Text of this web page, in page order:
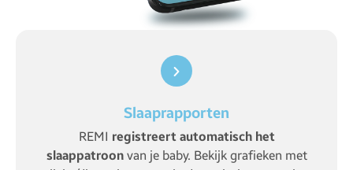
Slaaprapporten
REMI registreert automatisch het
slaappatroonvan je baby. Bekijk grafieken met